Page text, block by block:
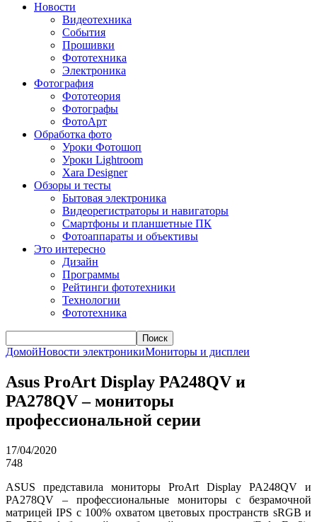
Новости
Видеотехника
События
Прошивки
Фототехника
Электроника
Фотография
Фототеория
Фотографы
ФотоАрт
Обработка фото
Уроки Фотошоп
Уроки Lightroom
Xara Designer
Обзоры и тесты
Бытовая электроника
Видеорегистраторы и навигаторы
Смартфоны и планшетные ПК
Фотоаппараты и объективы
Это интересно
Дизайн
Программы
Рейтинги фототехники
Технологии
Фототехника
Поиск
ДомойНовости электроникиМониторы и дисплеи
Asus ProArt Display PA248QV и
PA278QV – мониторы
профессиональной серии
17/04/2020
748
ASUS представила мониторы ProArt Display PA248QV и
PA278QV – профессиональные мониторы с безрамочной
матрицей IPS с 100% охватом цветовых пространств sRGB и